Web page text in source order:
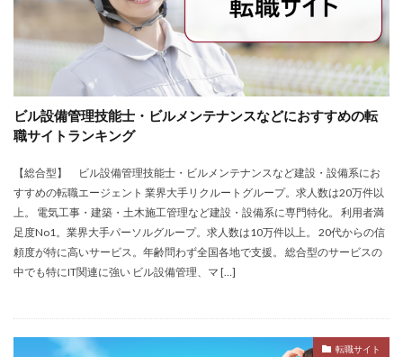
ビル設備管理技能士・ビルメンテナンスなどにおすすめの転
職サイトランキング
【総合型】 ビル設備管理技能士・ビルメンテナンスなど建設・設備系にお
すすめの転職エージェント 業界大手リクルートグループ。求人数は20万件以
上。 電気工事・建築・土木施工管理など建設・設備系に専門特化。 利用者満
足度No1。業界大手パーソルグループ。求人数は10万件以上。 20代からの信
頼度が特に高いサービス。年齢問わず全国各地で支援。 総合型のサービスの
中でも特にIT関連に強い ビル設備管理、マ […]
転職サイト
マイナビコメディカル
リアルミーキャリア
マイナビジョブ20's
マイナビパートナーズ紹介
マイナビ介護職
マイナビ薬剤師
ミドルベンチャー
ミラクス介護
メガベンチャー
メドフィット
やばい
やばい会社
ランキング
顔を見るのも嫌
検索